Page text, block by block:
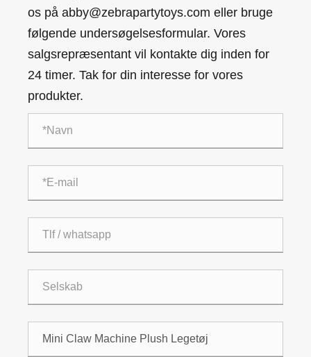
os på abby@zebrapartytoys.com eller bruge
følgende undersøgelsesformular. Vores
salgsrepræsentant vil kontakte dig inden for
24 timer. Tak for din interesse for vores
produkter.